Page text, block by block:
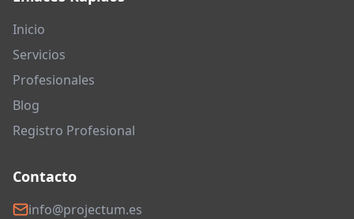
Inicio
Servicios
Profesionales
Blog
Registro Profesional
Contacto
info@projectum.es